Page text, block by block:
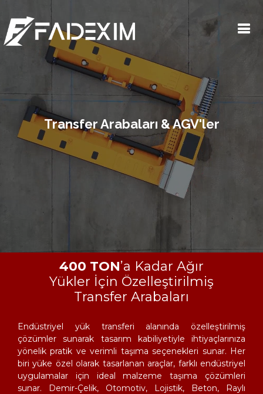
Transfer Arabaları & AGV'ler
400 TON’a Kadar Ağır
Yükler İçin Özelleştirilmiş
Transfer Arabaları
Endüstriyel yük transferi alanında özelleştirilmiş
çözümler sunarak tasarım kabiliyetiyle ihtiyaçlarınıza
yönelik pratik ve verimli taşıma seçenekleri sunar. Her
biri yüke özel olarak tasarlanan araçlar, farklı endüstriyel
uygulamalar için ideal malzeme taşıma çözümleri
sunar. Demir-Çelik, Otomotiv, Lojistik, Beton, Raylı